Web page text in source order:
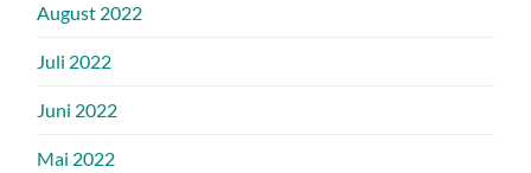
August 2022
Juli 2022
Juni 2022
Mai 2022